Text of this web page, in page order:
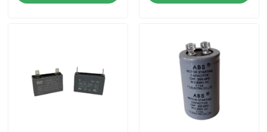
المنتجات